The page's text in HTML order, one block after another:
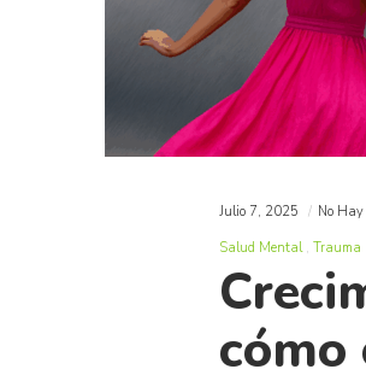
Julio 7, 2025
No
Salud Mental
Trauma
cómo